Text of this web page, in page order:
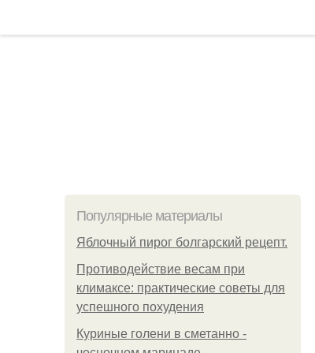
Популярные материалы
Яблочный пирог болгарский рецепт.
Противодействие весам при
климаксе: практические советы для
успешного похудения
Куриные голени в сметанно -